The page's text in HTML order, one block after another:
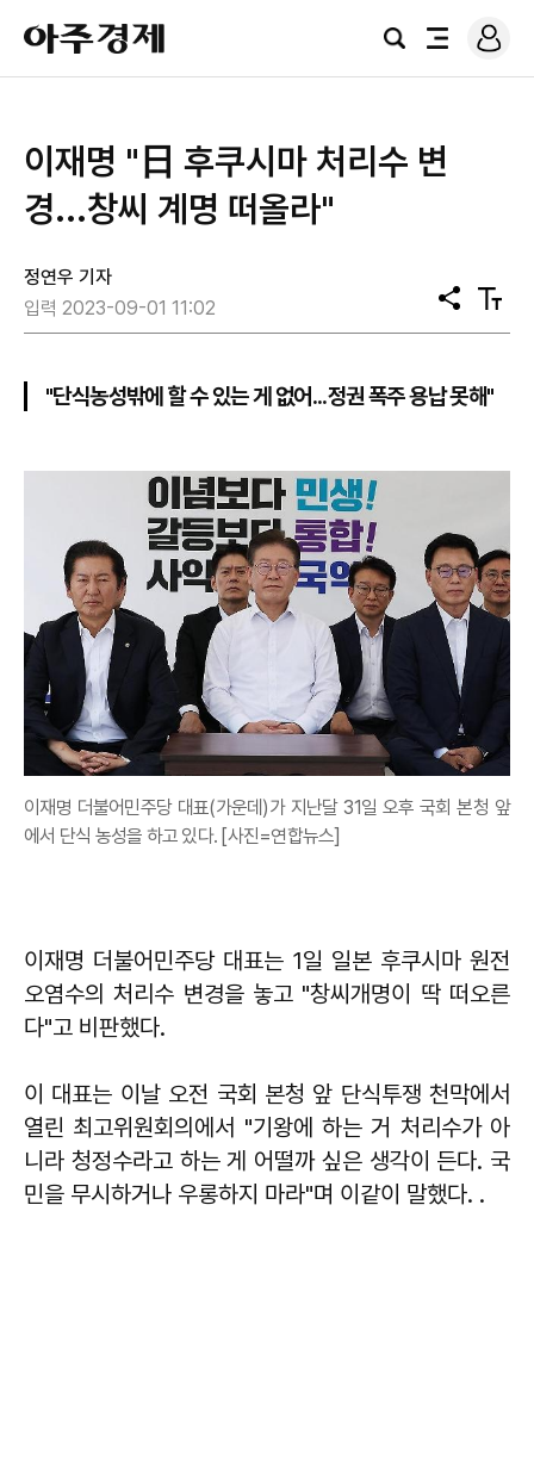
아
주
경
검
전
로
그
이재명 "日 후쿠시마 처리수 변
경...창씨 계명 떠올라"
정연우 기자
입력 2023-09-01 11:02
공
유
텍
스
기
"단식농성밖에 할 수 있는 게 없어...정권 폭주 용납 못해"
이재명 더불어민주당 대표(가운데)가 지난달 31일 오후 국회 본청 앞
에서 단식 농성을 하고 있다. [사진=연합뉴스]
이재명 더불어민주당 대표는 1일 일본 후쿠시마 원전
오염수의 처리수 변경을 놓고 "창씨개명이 딱 떠오른
다"고 비판했다.
이 대표는 이날 오전 국회 본청 앞 단식투쟁 천막에서
열린 최고위원회의에서 "기왕에 하는 거 처리수가 아
니라 청정수라고 하는 게 어떨까 싶은 생각이 든다. 국
민을 무시하거나 우롱하지 마라"며 이같이 말했다. .